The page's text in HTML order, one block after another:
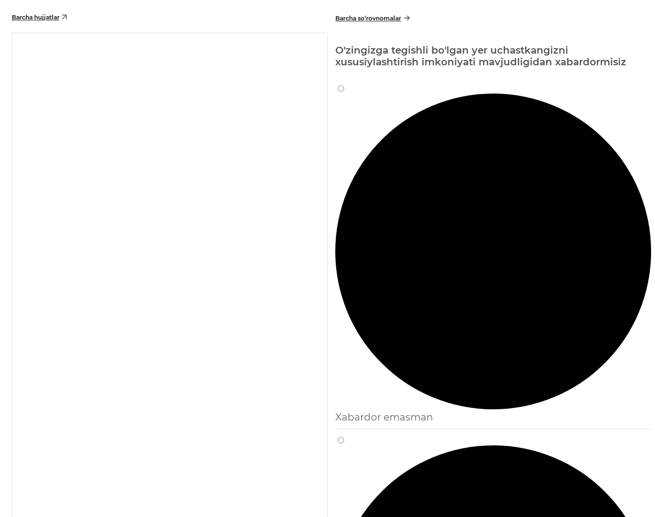
Barcha hujjatlar Barcha so‘rovnomalar
O'zingizga tegishli bo'lgan yer uchastkangizni
xususiylashtirish imkoniyati mavjudligidan xabardormisiz
Xabardor emasman